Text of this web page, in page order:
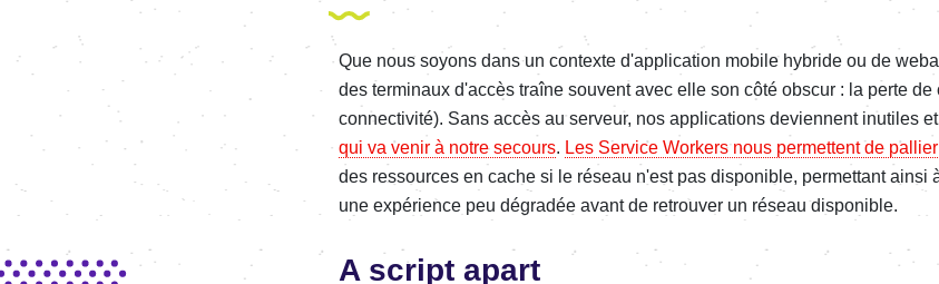
Que nous soyons dans un contexte d'application mobile hybride ou de
des terminaux d'accès traîne souvent avec elle son côté obscur : la perte
connectivité). Sans accès au serveur, nos applications deviennent inutiles
qui va venir à notre secours. Les Service Workers nous permettent de
des ressources en cache si le réseau n'est pas disponible, permettant ainsi
une expérience peu dégradée avant de retrouver un réseau disponible.
A script apart